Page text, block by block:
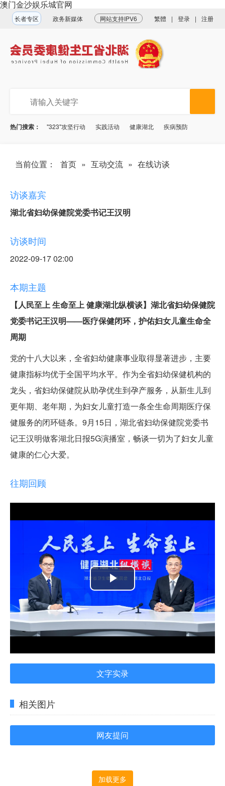
澳门金沙娱乐城官网
长者专区 政务新媒体 网站支持IPV6 繁體 | 登录 | 注册
热门搜索： "323"攻坚行动 实践活动 健康湖北 疾病预防
当前位置： 首页 » 互动交流 » 在线访谈
访谈嘉宾
湖北省妇幼保健院党委书记王汉明
访谈时间
2022-09-17 02:00
本期主题
【人民至上 生命至上 健康湖北纵横谈】湖北省妇幼保健院
党委书记王汉明——医疗保健闭环，护佑妇女儿童生命全
周期
党的十八大以来，全省妇幼健康事业取得显著进步，主要
健康指标均优于全国平均水平。作为全省妇幼保健机构的
龙头，省妇幼保健院从助孕优生到孕产服务，从新生儿到
更年期、老年期，为妇女儿童打造一条全生命周期医疗保
健服务的闭环链条。9月15日，湖北省妇幼保健院党委书
记王汉明做客湖北日报5G演播室，畅谈一切为了妇女儿童
健康的仁心大爱。
往期回顾
Play
Video
文字实录
相关图片
网友提问
加载更多